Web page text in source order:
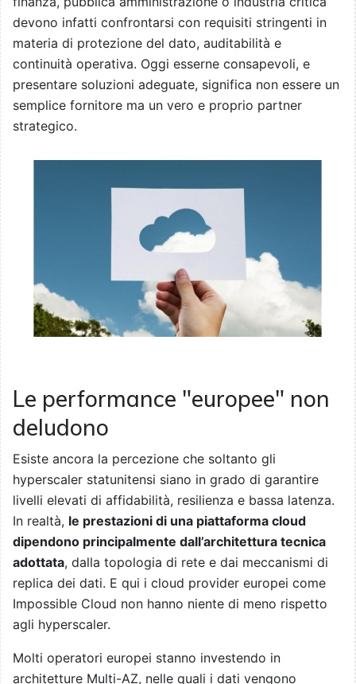
devono infatti confrontarsi con requisiti stringenti in
materia di protezione del dato, auditabilità e
continuità operativa. Oggi esserne consapevoli, e
presentare soluzioni adeguate, significa non essere un
semplice fornitore ma un vero e proprio partner
strategico.
Le performance "europee" non
deludono
Esiste ancora la percezione che soltanto gli
hyperscaler statunitensi siano in grado di garantire
livelli elevati di affidabilità, resilienza e bassa latenza.
In realtà, le prestazioni di una piattaforma cloud
dipendono principalmente dall’architettura tecnica
adottata, dalla topologia di rete e dai meccanismi di
replica dei dati. E qui i cloud provider europei come
Impossible Cloud non hanno niente di meno rispetto
agli hyperscaler.
Molti operatori europei stanno investendo in
architetture Multi-AZ, nelle quali i dati vengono